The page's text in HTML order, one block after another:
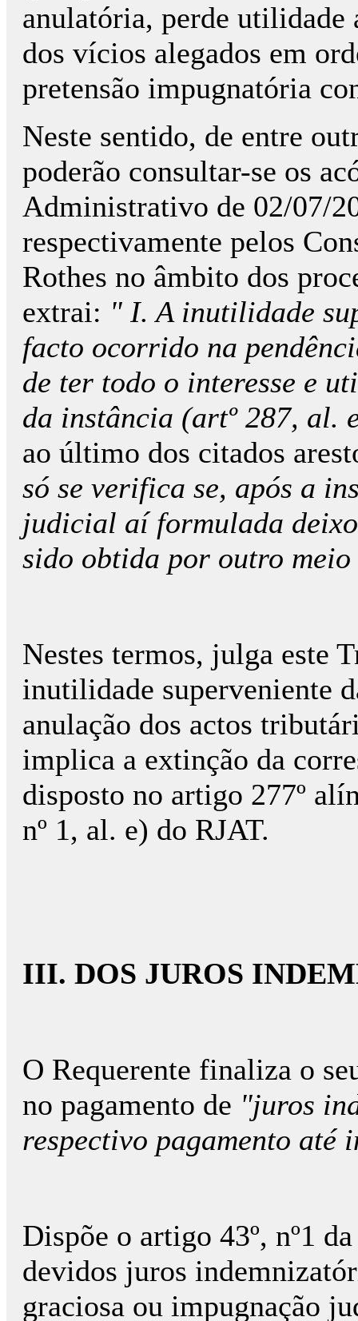
anulatória, perde utilidade
dos vícios alegados em
pretensão impugnatória
Neste sentido, de entre
poderão consultar-se os
Administrativo de 02/07/
respectivamente pelos
Rothes no âmbito dos
extrai: " I. A inutilidade
facto ocorrido na
de ter todo o interesse e
da instância (artº 287, al.
ao último dos citados
só se verifica se, após a
judicial aí formulada
sido obtida por outro
Nestes termos, julga este
inutilidade superveniente
anulação dos actos
implica a extinção da
disposto no artigo 277º
nº 1, al. e) do RJAT.
III. DOS JUROS
O Requerente finaliza o
no pagamento de "juros
respectivo pagamento até
Dispõe o artigo 43º, nº1
devidos juros
graciosa ou impugnação